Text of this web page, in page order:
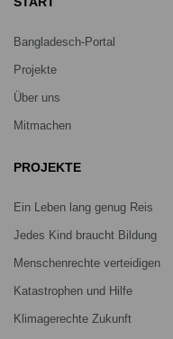
Bangladesch-Portal
Projekte
Über uns
Mitmachen
PROJEKTE
Ein Leben lang genug Reis
Jedes Kind braucht Bildung
Menschenrechte verteidigen
Katastrophen und Hilfe
Klimagerechte Zukunft